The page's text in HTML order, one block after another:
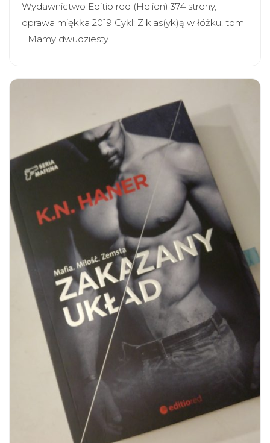
Wydawnictwo Editio red (Helion) 374 strony,
oprawa miękka 2019 Cykl: Z klas(yk)ą w łóżku, tom
1 Mamy dwudziesty…